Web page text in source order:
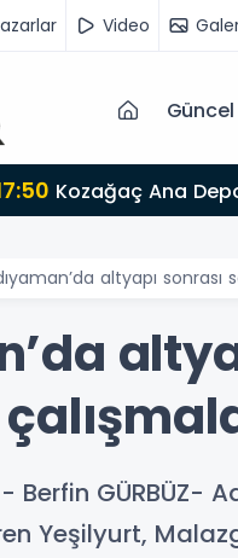
Video
Güncel
Kozağaç Ana
altyapı
- Berfin
Yeşilyurt,